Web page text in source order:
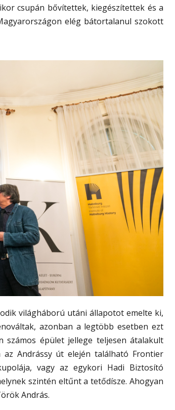
csupán bővítettek, kiegészítettek és a
elég bátortalanul szokott
világháború utáni állapotot emelte ki,
azonban a legtöbb esetben ezt
épület jellege teljesen átalakult
Andrássy út elején található Frontier
vagy az egykori Hadi Biztosító
szintén eltűnt a tetődísze. Ahogyan
András.